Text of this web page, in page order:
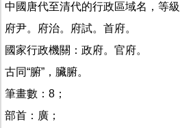
中國唐代至清代的行政區域名，等
府尹。府治。府試。首府。
國家行政機關：政府。官府。
古同“腑”，臟腑。
筆畫數：8；
部首：廣；